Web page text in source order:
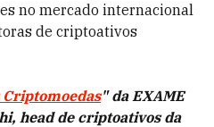
no mercado internacional
de criptoativos
" da EXAME
head de criptoativos da